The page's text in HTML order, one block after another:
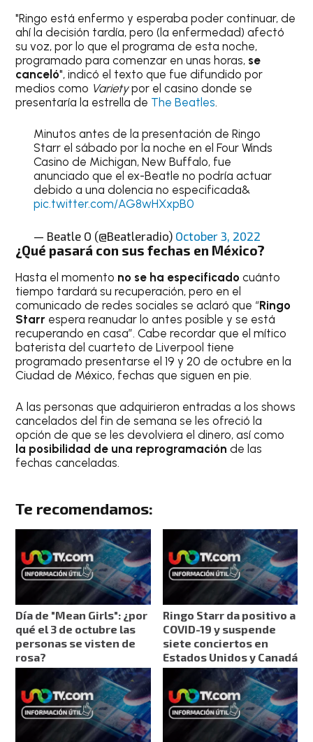
"Ringo está enfermo y esperaba poder continuar, de
ahí la decisión tardía, pero (la enfermedad) afectó
su voz, por lo que el programa de esta noche,
programado para comenzar en unas horas, se
canceló", indicó el texto que fue difundido por
medios como Varietypor el casino donde se
presentaría la estrella de The Beatles.
Minutos antes de la presentación de Ringo
Starr el sábado por la noche en el Four Winds
Casino de Michigan, New Buffalo, fue
anunciado que el ex-Beatle no podría actuar
debido a una dolencia no especificada&
pic.twitter.com/AG8wHXxpB0
— Beatle O (@Beatleradio) October 3, 2022
¿Qué pasará con sus fechas en México?
Hasta el momento no se ha especificado cuánto
tiempo tardará su recuperación, pero en el
comunicado de redes sociales se aclaró que “Ringo
Starr espera reanudar lo antes posible y se está
recuperando en casa”. Cabe recordar que el mítico
baterista del cuarteto de Liverpool tiene
programado presentarse el 19 y 20 de octubre en la
Ciudad de México, fechas que siguen en pie.
A las personas que adquirieron entradas a los shows
cancelados del fin de semana se les ofreció la
opción de que se les devolviera el dinero, así como
la posibilidad de una reprogramación de las
fechas canceladas.
Te recomendamos:
Día de "Mean Girls": ¿por
qué el 3 de octubre las
personas se visten de
rosa?
Ringo Starr da positivo a
COVID-19 y suspende
siete conciertos en
Estados Unidos y Canadá